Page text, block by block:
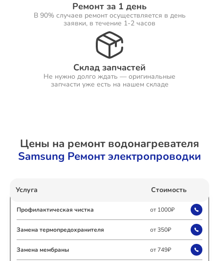
Ремонт за 1 день
В 90% случаев ремонт осуществляется в день
заявки, в течение 1-2 часов
Склад запчастей
Не нужно долго ждать — оригинальные
запчасти уже есть на нашем складе
Цены на ремонт водонагревателя
Samsung Ремонт электропроводки
Услуга Стоимость
Профилактическая чистка от 1000₽
Замена термопредохранителя от 350₽
Замена мембраны от 749₽
Ремонт Посудомоечных машин
Ремонт Холодильников
Ремонт Акустических систем